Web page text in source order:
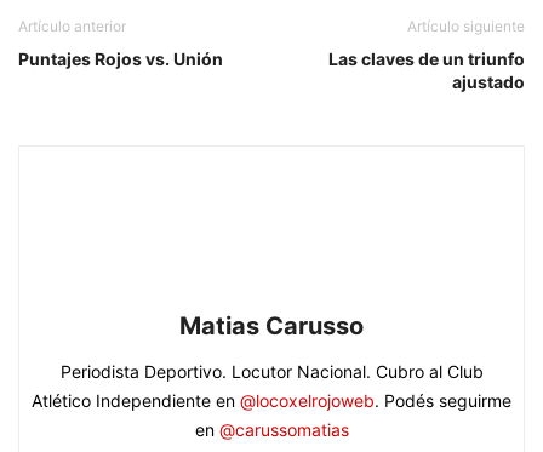
Artículo anterior
Puntajes Rojos vs. Unión
Artículo siguiente
Las claves de un triunfo
ajustado
Matias Carusso
Periodista Deportivo. Locutor Nacional. Cubro al Club
Atlético Independiente en @locoxelrojoweb. Podés seguirme
en @carussomatias